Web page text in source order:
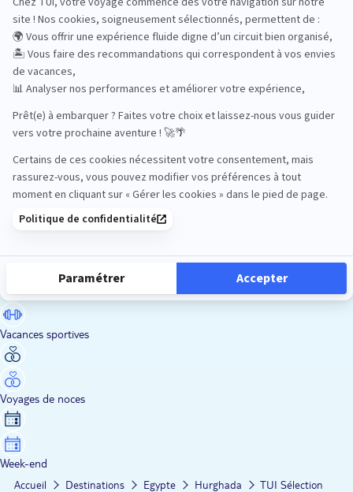
Road Trips
Safari
Sénior
Vacances sportives
Voyages de noces
Week-end
Accueil Destinations Egypte Hurghada TUI Sélection